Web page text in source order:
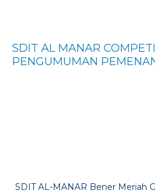
SDIT AL MANAR
PENGUMUMAN
SDIT AL-MANAR Bener Meriah